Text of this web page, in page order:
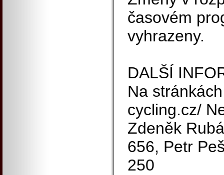
časovém
vyhrazeny.
DALŠÍ
Na
cycling.cz/
Zdeněk
656, Petr
250